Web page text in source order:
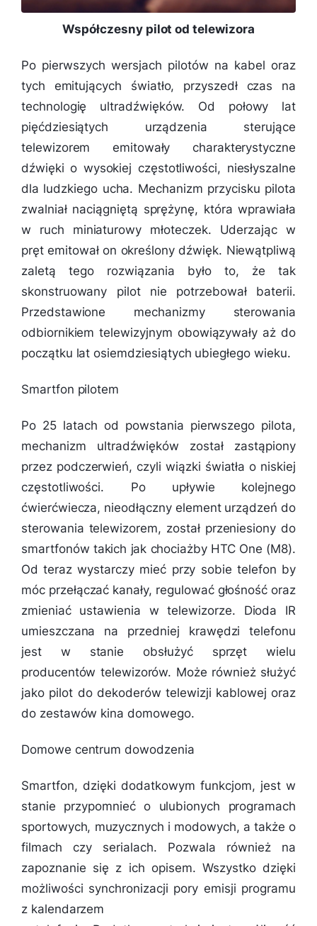
Współczesny pilot od telewizora
Po pierwszych wersjach pilotów na kabel oraz
tych emitujących światło, przyszedł czas na
technologię ultradźwięków. Od połowy lat
pięćdziesiątych urządzenia sterujące
telewizorem emitowały charakterystyczne
dźwięki o wysokiej częstotliwości, niesłyszalne
dla ludzkiego ucha. Mechanizm przycisku pilota
zwalniał naciągniętą sprężynę, która wprawiała
w ruch miniaturowy młoteczek. Uderzając w
pręt emitował on określony dźwięk. Niewątpliwą
zaletą tego rozwiązania było to, że tak
skonstruowany pilot nie potrzebował baterii.
Przedstawione mechanizmy sterowania
odbiornikiem telewizyjnym obowiązywały aż do
początku lat osiemdziesiątych ubiegłego wieku.
Smartfon pilotem
Po 25 latach od powstania pierwszego pilota,
mechanizm ultradźwięków został zastąpiony
przez podczerwień, czyli wiązki światła o niskiej
częstotliwości. Po upływie kolejnego
ćwierćwiecza, nieodłączny element urządzeń do
sterowania telewizorem, został przeniesiony do
smartfonów takich jak chociażby HTC One (M8).
Od teraz wystarczy mieć przy sobie telefon by
móc przełączać kanały, regulować głośność oraz
zmieniać ustawienia w telewizorze. Dioda IR
umieszczana na przedniej krawędzi telefonu
jest w stanie obsłużyć sprzęt wielu
producentów telewizorów. Może również służyć
jako pilot do dekoderów telewizji kablowej oraz
do zestawów kina domowego.
Domowe centrum dowodzenia
Smartfon, dzięki dodatkowym funkcjom, jest w
stanie przypomnieć o ulubionych programach
sportowych, muzycznych i modowych, a także o
filmach czy serialach. Pozwala również na
zapoznanie się z ich opisem. Wszystko dzięki
możliwości synchronizacji pory emisji programu
z kalendarzem